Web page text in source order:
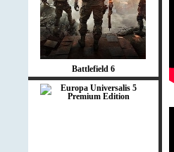
Battlefield 6